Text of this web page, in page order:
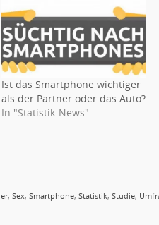
Ist das Smartphone wichtiger
als der Partner oder das Auto?
In "Statistik-News"
, Sex, Smartphone, Statistik, Studie,